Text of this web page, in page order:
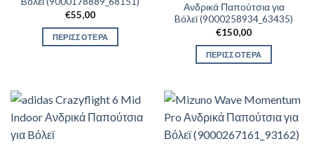
€55,00
ΠΕΡΙΣΣΟΤΕΡΑ
Ανδρικά Παπούτσια για
Bόλεϊ (9000258934_63435)
€150,00
ΠΕΡΙΣΣΟΤΕΡΑ